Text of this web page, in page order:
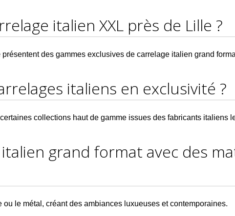
italien XXL près de Lille ?
des gammes exclusives de carrelage italien grand
italiens en exclusivité ?
collections haut de gamme issues des fabricants italiens
grand format avec des
le métal, créant des ambiances luxueuses et contemporaines.